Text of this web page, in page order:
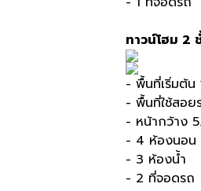
ทาวน์โฮม 2
- พื้นที่เริ่มต้น
- พื้นที่ใช้สอย
- หน้ากว้าง
- 4 ห้องนอน
- 3 ห้องน้ำ
- 2 ที่จอดรถ